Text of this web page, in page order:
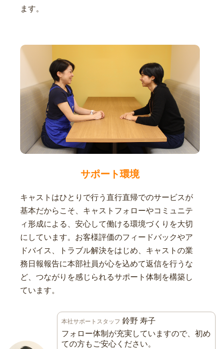
ます。
サポート環境
キャストはひとりで行う直行直帰でのサービスが
基本だからこそ、キャストフォローやコミュニテ
ィ形成による、安心して働ける環境づくりを大切
にしています。お客様評価のフィードバックやア
ドバイス、トラブル解決をはじめ、キャストの業
務日報報告に本部社員が心を込めて返信を行うな
ど、つながりを感じられるサポート体制を構築し
ています。
本社サポートスタッフ 鈴野 寿子
フォロー体制が充実していますので、初め
ての方もご安心ください。